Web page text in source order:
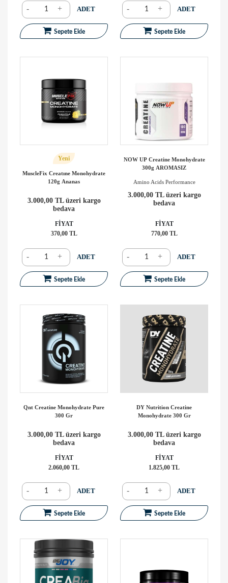
- + ADET
Sepete Ekle
- + ADET
Sepete Ekle
Yeni
MuscleFix Creatıne Monohydrate
120g Ananas
3.000,00 TL üzeri kargo
bedava
FİYAT
370,00 TL
- + ADET
Sepete Ekle
NOW UP Creatine Monohydrate
300g AROMASIZ
Amino Acids Performance
3.000,00 TL üzeri kargo
bedava
FİYAT
770,00 TL
- + ADET
Sepete Ekle
Qnt Creatine Monohydrate Pure
300 Gr
3.000,00 TL üzeri kargo
bedava
FİYAT
2.060,00 TL
- + ADET
Sepete Ekle
DY Nutrition Creatine
Monohydrate 300 Gr
3.000,00 TL üzeri kargo
bedava
FİYAT
1.825,00 TL
- + ADET
Sepete Ekle